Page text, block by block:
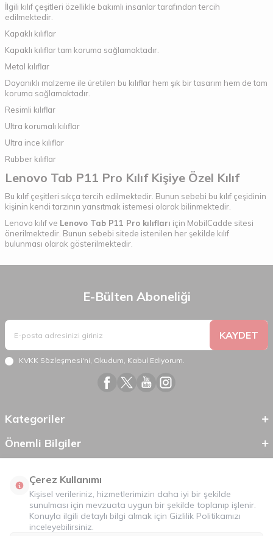
İlgili kılıf çeşitleri özellikle bakımlı insanlar tarafından tercih
edilmektedir.
Kapaklı kılıflar
Kapaklı kılıflar tam koruma sağlamaktadır.
Metal kılıflar
Dayanıklı malzeme ile üretilen bu kılıflar hem şık bir tasarım hem de tam
koruma sağlamaktadır.
Resimli kılıflar
Ultra korumalı kılıflar
Ultra ince kılıflar
Rubber kılıflar
Lenovo Tab P11 Pro Kılıf Kişiye Özel Kılıf
Bu kılıf çeşitleri sıkça tercih edilmektedir. Bunun sebebi bu kılıf çeşidinin
kişinin kendi tarzının yansıtmak istemesi olarak bilinmektedir.
Lenovo kılıf ve Lenovo Tab P11 Pro kılıfları için MobilCadde sitesi
önerilmektedir. Bunun sebebi sitede istenilen her şekilde kılıf
bulunması olarak gösterilmektedir.
E-Bülten Aboneliği
KAYDET
KVKK Sözleşmesi'ni, Okudum, Kabul Ediyorum.
Kategoriler
Önemli Bilgiler
Çerez Kullanımı
Kişisel verileriniz, hizmetlerimizin daha iyi bir şekilde
sunulması için mevzuata uygun bir şekilde toplanıp işlenir.
Konuyla ilgili detaylı bilgi almak için Gizlilik Politikamızı
inceleyebilirsiniz.